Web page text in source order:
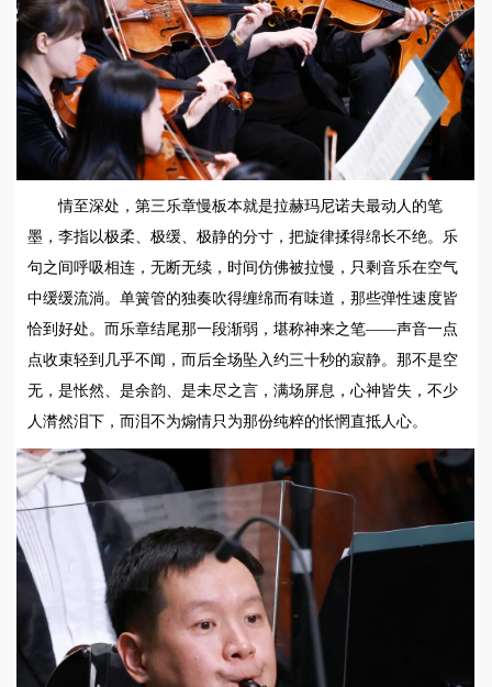
情至深处，第三乐章慢板本就是拉赫玛尼诺夫最动人的笔
墨，李指以极柔、极缓、极静的分寸，把旋律揉得绵长不绝。乐
句之间呼吸相连，无断无续，时间仿佛被拉慢，只剩音乐在空气
中缓缓流淌。单簧管的独奏吹得缠绵而有味道，那些弹性速度皆
恰到好处。而乐章结尾那一段渐弱，堪称神来之笔——声音一点
点收束轻到几乎不闻，而后全场坠入约三十秒的寂静。那不是空
无，是怅然、是余韵、是未尽之言，满场屏息，心神皆失，不少
人潸然泪下，而泪不为煽情只为那份纯粹的怅惘直抵人心。